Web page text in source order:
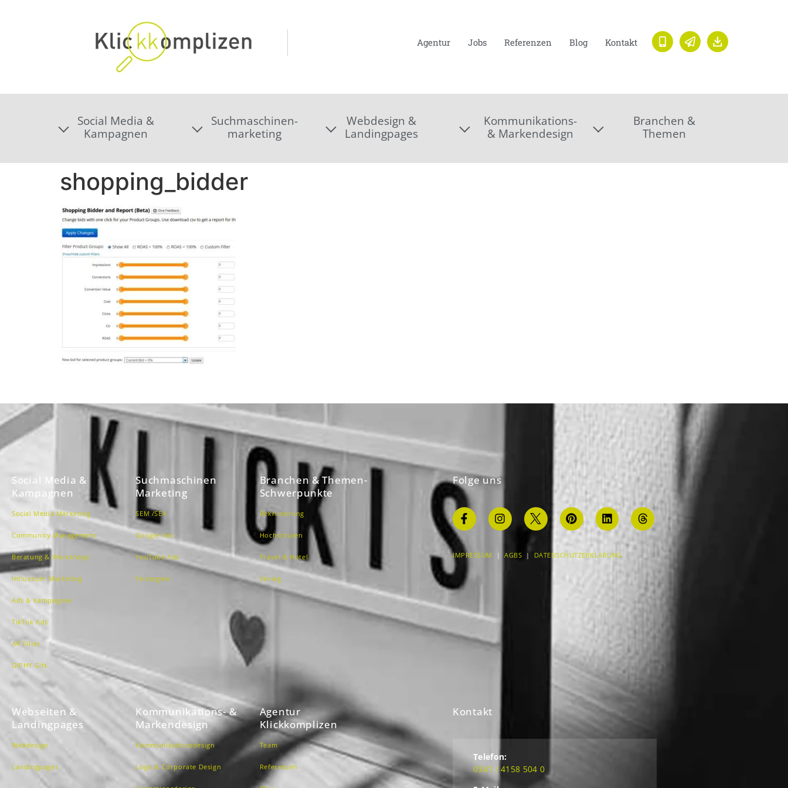
Agentur Jobs Referenzen Blog Kontakt
Social Media &
Kampagnen
Suchmaschinen-
marketing
Webdesign &
Landingpages
Kommunikations-
& Markendesign
Branchen &
Themen
shopping_bidder
Social Media &
Kampagnen
Social Media Marketing
Community Management
Beratung & Workshops
Influencer Marketing
Ads & Kampagnen
TikTok Ads
AR Filter
GIPHY Gifs
Suchmaschinen
Marketing
SEM /SEA
Google Ads
YouTube Ads
Strategien
Branchen & Themen-
Schwerpunkte
Rekrutierung
Hochschulen
Travel & Hotel
Verlag
Folge uns
IMPRESSUM | AGBS | DATENSCHUTZERKLÄRUNG
Webseiten &
Landingpages
Webdesign
Landingpages
Kommunikations- &
Markendesign
Kommunikationsdesign
Logo & Corporate Design
Agentur
Klickkomplizen
Team
Referenzen
Kontakt
Telefon:
0341 / 4158 504 0